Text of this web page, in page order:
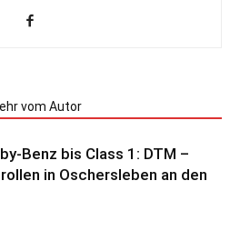
vom Autor
Benz bis Class 1: DTM –
in Oschersleben an den